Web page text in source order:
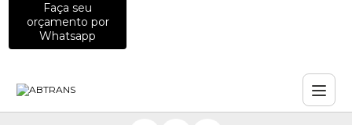
Faça seu
orçamento por
Whatsapp